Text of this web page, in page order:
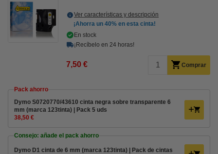
Ver características y descripción
¡Ahorra un 40% en esta cinta!
En stock
¡Recíbelo en 24 horas!
7,50 € Comprar
Pack ahorro
Dymo S0720770/43610 cinta negra sobre transparente 6
mm (marca 123tinta) | Pack 5 uds
38,50 €
Consejo: añade el pack ahorro
Dymo D1 cinta de 6 mm (marca 123tinta) | Pack de cintas